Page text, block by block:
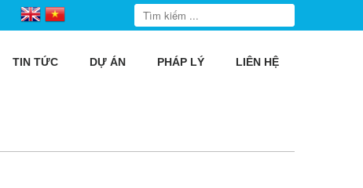
TIN TỨC DỰ ÁN PHÁP LÝ LIÊN HỆ